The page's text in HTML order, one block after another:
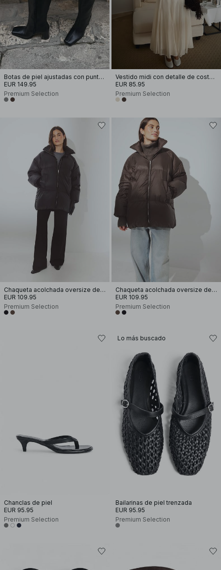
Botas de piel ajustadas con punta cuadrada
EUR 149.95
Premium Selection
Vestido midi con detalle de costura y tirantes
EUR 85.95
Premium Selection
Chaqueta acolchada oversize de plumón
EUR 109.95
Premium Selection
Chaqueta acolchada oversize de plumón
EUR 109.95
Premium Selection
Chanclas de piel
EUR 95.95
Premium Selection
Lo más buscado
Bailarinas de piel trenzada
EUR 95.95
Premium Selection